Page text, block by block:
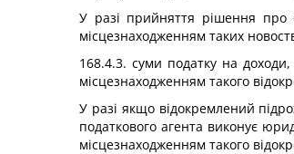
У разі прийняття рішення про
місцезнаходженням таких
168.4.3. суми податку на
місцезнаходженням такого
У разі якщо відокремлений
податкового агента виконує
місцезнаходженням такого